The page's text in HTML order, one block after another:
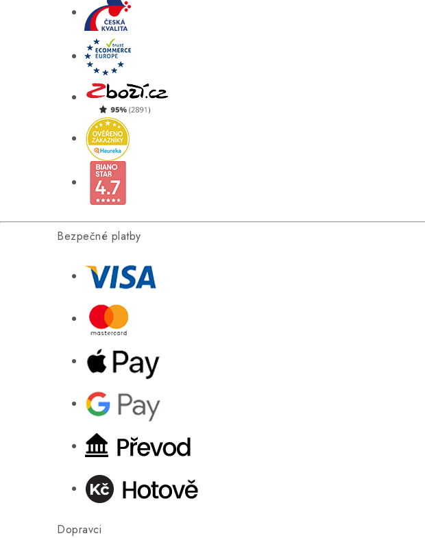
Bezpečné platby
Dopravci